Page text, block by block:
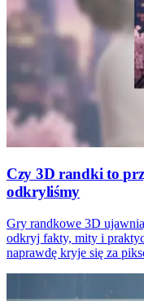
Czy 3D randki to
odkryliśmy
Gry randkowe 3D
odkryj fakty, mity i
naprawdę kryje się za